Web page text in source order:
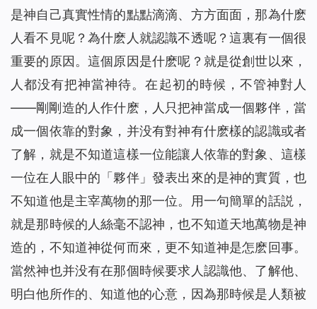
是神自己真實性情的點點滴滴、方方面面，那為什麽
人看不見呢？為什麽人就認識不透呢？這裏有一個很
重要的原因。這個原因是什麽呢？就是從創世以來，
人都没有把神當神待。在起初的時候，不管神對人
——剛剛造的人作什麽，人只把神當成一個夥伴，當
成一個依靠的對象，并没有對神有什麽樣的認識或者
了解，就是不知道這樣一位能讓人依靠的對象、這樣
一位在人眼中的「夥伴」發表出來的是神的實質，也
不知道他是主宰萬物的那一位。用一句簡單的話説，
就是那時候的人絲毫不認神，也不知道天地萬物是神
造的，不知道神從何而來，更不知道神是怎麽回事。
當然神也并没有在那個時候要求人認識他、了解他、
明白他所作的、知道他的心意，因為那時候是人類被